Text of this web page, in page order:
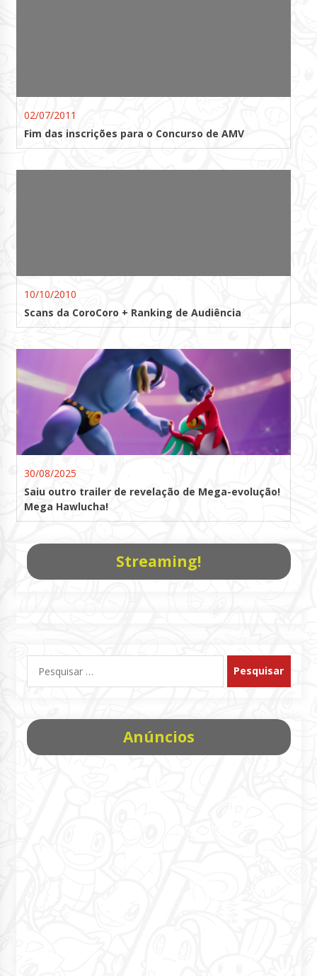
02/07/2011
Fim das inscrições para o Concurso de AMV
10/10/2010
Scans da CoroCoro + Ranking de Audiência
30/08/2025
Saiu outro trailer de revelação de Mega-evolução!
Mega Hawlucha!
Streaming!
por:
Anúncios